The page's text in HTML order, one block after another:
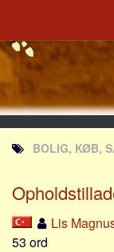
Portal
Udvandrerne.dk
Utvandrerne.no
Utvandrarna.se
Tyskland.dk
England.dk
Rusland.dk
JLKM.dk
BOLIG, KØB,
Lis
53 ord